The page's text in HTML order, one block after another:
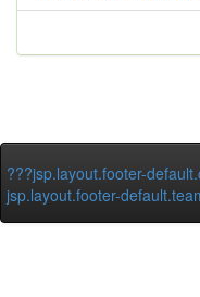
???jsp.layout.footer-
jsp.layout.footer-